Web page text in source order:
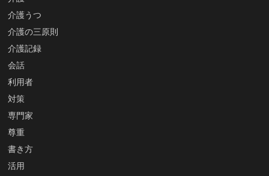
介護うつ
介護の三原則
介護記録
会話
利用者
対策
専門家
尊重
書き方
活用